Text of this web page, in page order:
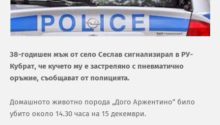
38-годишен мъж от село Сеслав сигнализирал в РУ-
Кубрат, че кучето му е застреляно с пневматично
оръжие, съобщават от полицията.
Домашното животно порода „Дого Аржентино“ било
убито около 14.30 часа на 15 декември.